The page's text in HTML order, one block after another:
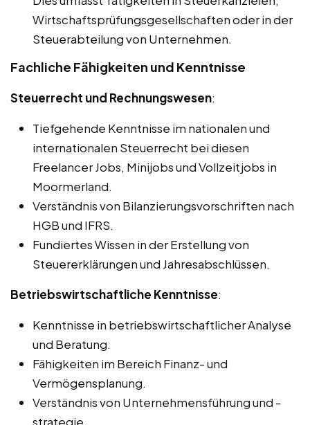
Wirtschaftsprüfungsgesellschaften oder in der
Steuerabteilung von Unternehmen.
Fachliche Fähigkeiten und Kenntnisse
Steuerrecht und Rechnungswesen:
Tiefgehende Kenntnisse im nationalen und
internationalen Steuerrecht bei diesen
Freelancer Jobs, Minijobs und Vollzeitjobs in
Moormerland.
Verständnis von Bilanzierungsvorschriften nach
HGB und IFRS.
Fundiertes Wissen in der Erstellung von
Steuererklärungen und Jahresabschlüssen.
Betriebswirtschaftliche Kenntnisse:
Kenntnisse in betriebswirtschaftlicher Analyse
und Beratung.
Fähigkeiten im Bereich Finanz- und
Vermögensplanung.
Verständnis von Unternehmensführung und -
strategie.